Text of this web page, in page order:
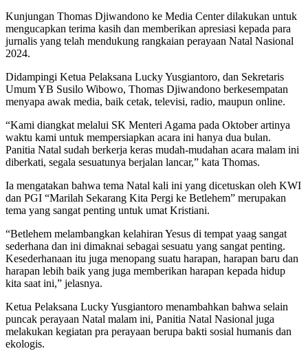
Kunjungan Thomas Djiwandono ke Media Center dilakukan untuk
mengucapkan terima kasih dan memberikan apresiasi kepada para
jurnalis yang telah mendukung rangkaian perayaan Natal Nasional
2024.
Didampingi Ketua Pelaksana Lucky Yusgiantoro, dan Sekretaris
Umum YB Susilo Wibowo, Thomas Djiwandono berkesempatan
menyapa awak media, baik cetak, televisi, radio, maupun online.
“Kami diangkat melalui SK Menteri Agama pada Oktober artinya
waktu kami untuk mempersiapkan acara ini hanya dua bulan.
Panitia Natal sudah berkerja keras mudah-mudahan acara malam ini
diberkati, segala sesuatunya berjalan lancar,” kata Thomas.
Ia mengatakan bahwa tema Natal kali ini yang dicetuskan oleh KWI
dan PGI “Marilah Sekarang Kita Pergi ke Betlehem” merupakan
tema yang sangat penting untuk umat Kristiani.
“Betlehem melambangkan kelahiran Yesus di tempat yaag sangat
sederhana dan ini dimaknai sebagai sesuatu yang sangat penting.
Kesederhanaan itu juga menopang suatu harapan, harapan baru dan
harapan lebih baik yang juga memberikan harapan kepada hidup
kita saat ini,” jelasnya.
Ketua Pelaksana Lucky Yusgiantoro menambahkan bahwa selain
puncak perayaan Natal malam ini, Panitia Natal Nasional juga
melakukan kegiatan pra perayaan berupa bakti sosial humanis dan
ekologis.